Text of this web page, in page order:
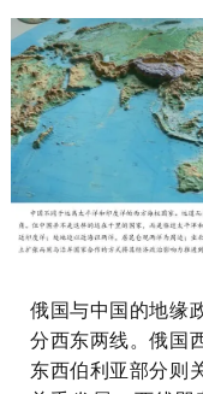
俄国与中国的地缘
分西东两线。俄国
东西伯利亚部分则